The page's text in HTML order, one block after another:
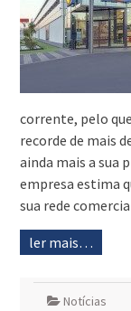
corrente, pelo
recorde de mais
ainda mais a sua
empresa estima
sua rede
ler mais…
Notícias